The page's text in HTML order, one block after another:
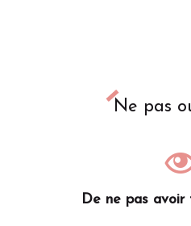
Ne pas
De ne pas avoir